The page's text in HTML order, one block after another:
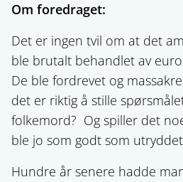
Om foredraget:
Det er ingen tvil om at det
ble brutalt behandlet av
De ble fordrevet og
det er riktig å stille
folkemord? Og spiller det
ble jo som godt som
Hundre år senere hadde